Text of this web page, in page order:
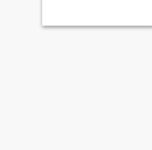
worden und ich möchte